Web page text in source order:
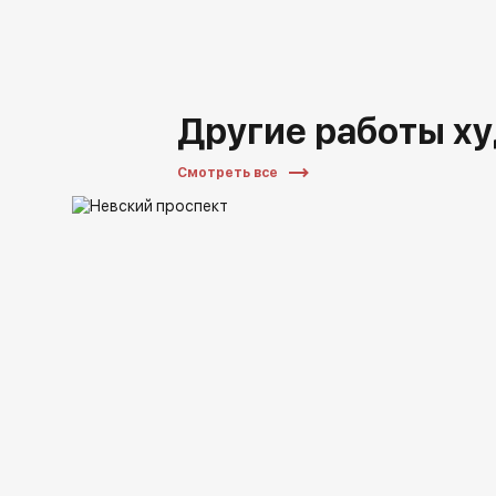
Другие работы
Смотреть все